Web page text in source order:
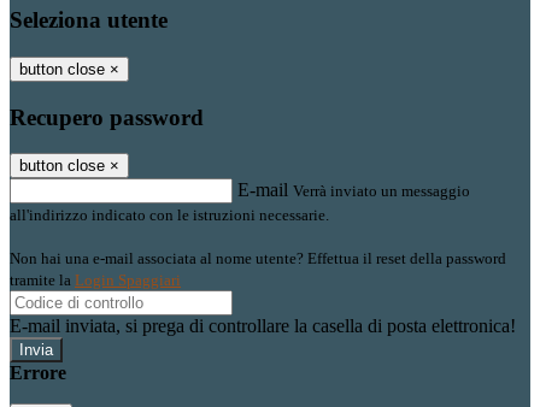
Seleziona utente
button close ×
Recupero password
button close ×
E-mail Verrà inviato un messaggio
all'indirizzo indicato con le istruzioni necessarie.
Non hai una e-mail associata al nome utente? Effettua il reset della password
tramite la Login Spaggiari
E-mail inviata, si prega di controllare la casella di posta elettronica!
Errore